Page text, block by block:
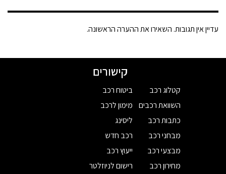
עדיין אין תגובות. השאירו את ההערה הראשונה.
קישורים
קטלוג רכב
השוואת רכבים
כתבות רכב
מבחני רכב
מבצעי רכב
מחירון רכב
ביטוח רכב
מימון לרכב
ליסינג
רכב חדש
ייעוץ רכב
רישום לניוזלטר